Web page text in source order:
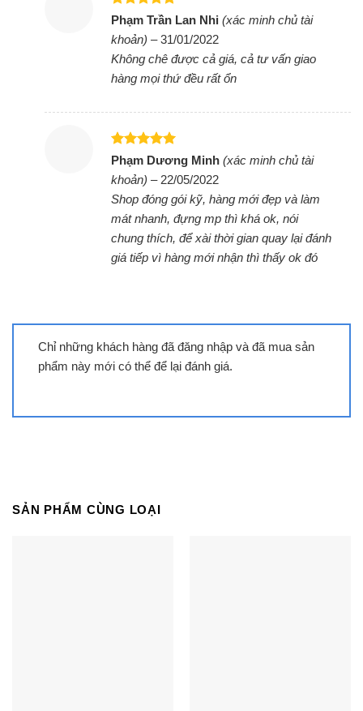
Bếp đôi điện từ Sunhouse
Bếp đôi điện từ SUNHOUSE SHB
Được xếp
hạng
sao
Phạm Trần Lan Nhi(xác minh chủ tài
khoản) – 31/01/2022
Không chê được cả giá, cả tư vấn giao
hàng mọi thứ đều rất ổn
Được xếp
hạng
sao
Phạm Dương Minh(xác minh chủ tài
khoản) – 22/05/2022
Shop đóng gói kỹ, hàng mới đẹp và làm
mát nhanh, đựng mp thì khá ok, nói
chung thích, để xài thời gian quay lại đánh
giá tiếp vì hàng mới nhận thì thấy ok đó
Chỉ những khách hàng đã đăng nhập và đã mua sản
phẩm này mới có thể để lại đánh giá.
SẢN PHẨM CÙNG LOẠI